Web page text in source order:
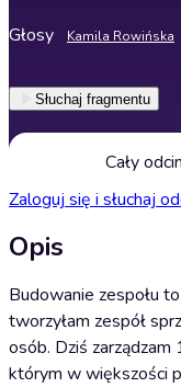
Głosy Kamila Rowińska
Słuchaj fragmentu
Cały
Zaloguj się i słuchaj
Opis
Budowanie zespołu
tworzyłam zespół
osób. Dziś
którym w większości